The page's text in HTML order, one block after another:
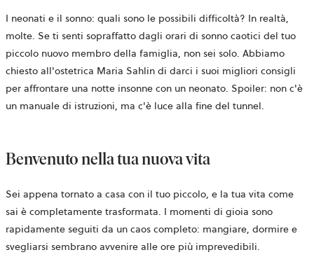
I neonati e il sonno: quali sono le possibili difficoltà? In realtà,
molte. Se ti senti sopraffatto dagli orari di sonno caotici del tuo
piccolo nuovo membro della famiglia, non sei solo. Abbiamo
chiesto all'ostetrica Maria Sahlin di darci i suoi migliori consigli
per affrontare una notte insonne con un neonato. Spoiler: non c'è
un manuale di istruzioni, ma c'è luce alla fine del tunnel.
Benvenuto nella tua nuova vita
Sei appena tornato a casa con il tuo piccolo, e la tua vita come
sai è completamente trasformata. I momenti di gioia sono
rapidamente seguiti da un caos completo: mangiare, dormire e
svegliarsi sembrano avvenire alle ore più imprevedibili.